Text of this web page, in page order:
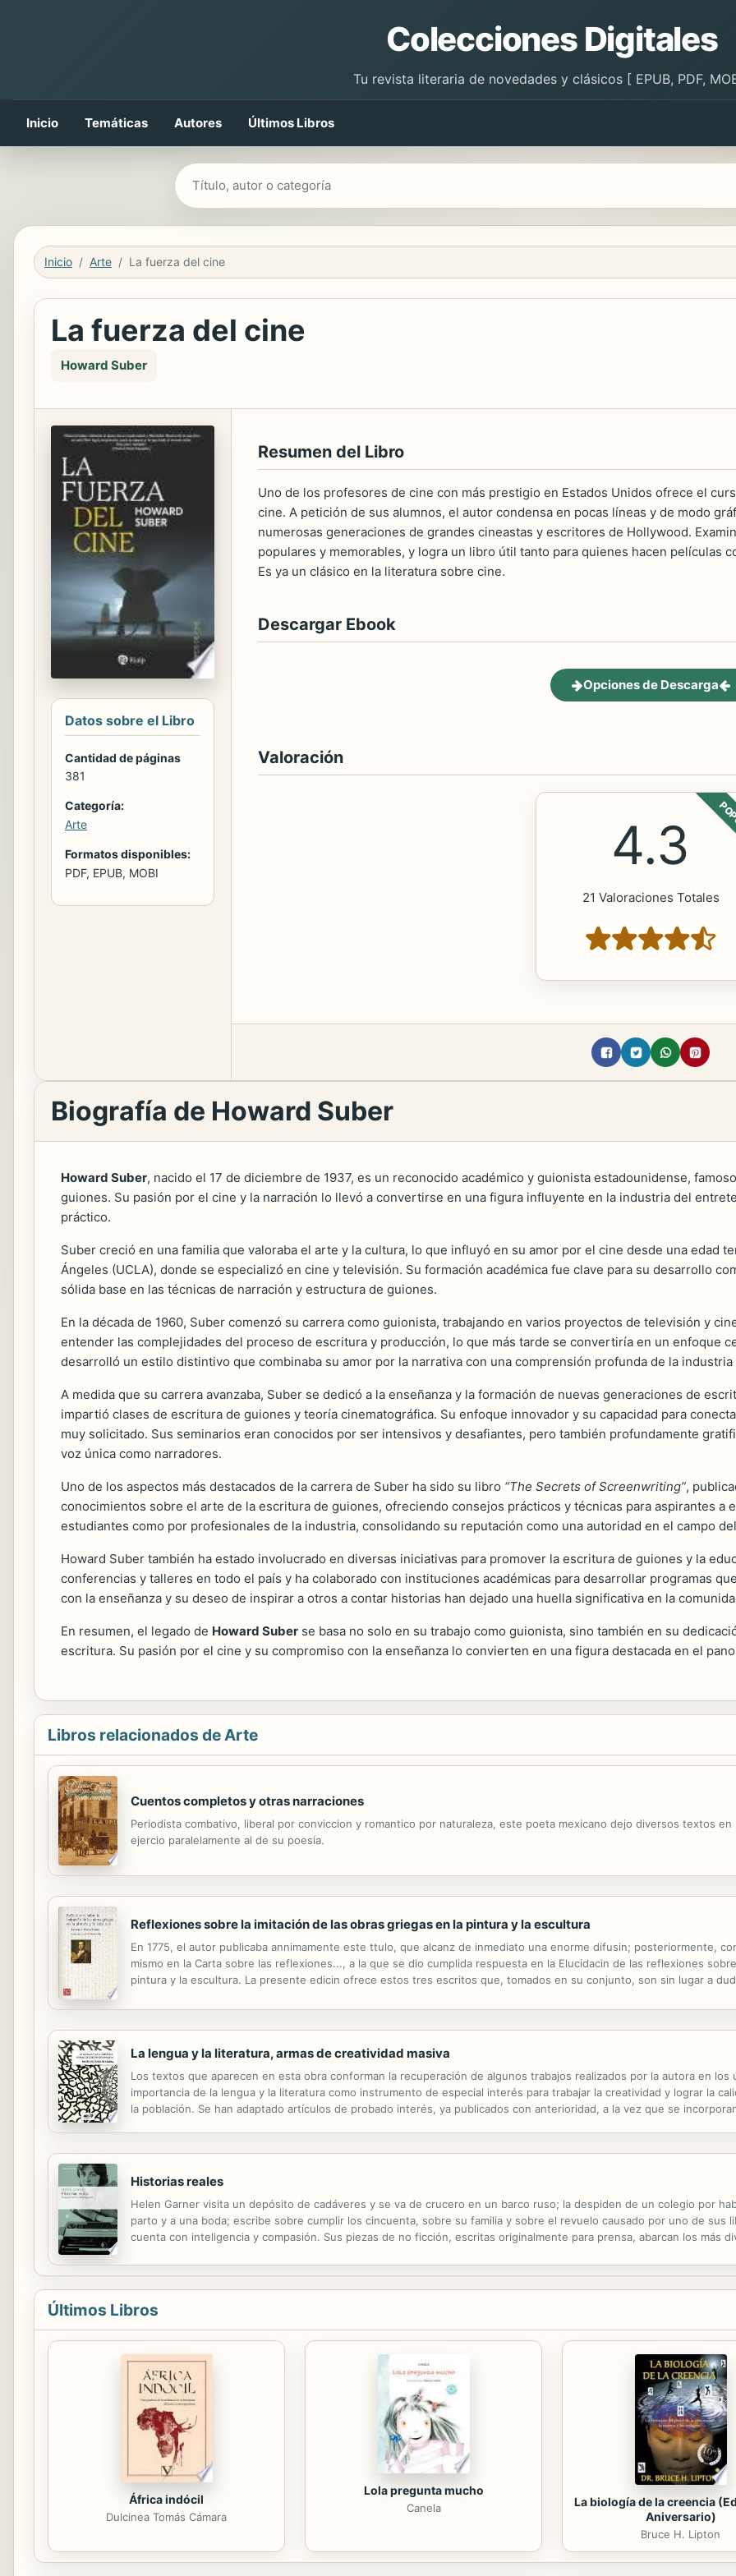
Colecciones Digitales
Tu revista literaria de novedades y clásicos [ EPUB, PDF,
Inicio Temáticas Autores Últimos Libros
Buscar libros
Inicio Arte La fuerza del cine
La fuerza del cine
Howard Suber
Datos sobre el Libro
Cantidad de páginas
381
Categoría:
Arte
Formatos disponibles:
PDF, EPUB, MOBI
Resumen del Libro
Uno de los profesores de cine con más prestigio en Estados Unidos ofrece el
cine. A petición de sus alumnos, el autor condensa en pocas líneas y de modo
numerosas generaciones de grandes cineastas y escritores de Hollywood.
populares y memorables, y logra un libro útil tanto para quienes hacen películas
Es ya un clásico en la literatura sobre cine.
Descargar Ebook
Opciones de Descarga
Valoración
4.3
21 Valoraciones Totales
Biografía de Howard Suber
Howard Suber, nacido el 17 de diciembre de 1937, es un reconocido académico y guionista estadounidense,
guiones. Su pasión por el cine y la narración lo llevó a convertirse en una figura influyente en la industria del
práctico.
Suber creció en una familia que valoraba el arte y la cultura, lo que influyó en su amor por el cine desde una edad
Ángeles (UCLA), donde se especializó en cine y televisión. Su formación académica fue clave para su desarrollo
sólida base en las técnicas de narración y estructura de guiones.
En la década de 1960, Suber comenzó su carrera como guionista, trabajando en varios proyectos de televisión y
entender las complejidades del proceso de escritura y producción, lo que más tarde se convertiría en un enfoque
desarrolló un estilo distintivo que combinaba su amor por la narrativa con una comprensión profunda de la
A medida que su carrera avanzaba, Suber se dedicó a la enseñanza y la formación de nuevas generaciones de
impartió clases de escritura de guiones y teoría cinematográfica. Su enfoque innovador y su capacidad para
muy solicitado. Sus seminarios eran conocidos por ser intensivos y desafiantes, pero también profundamente
voz única como narradores.
Uno de los aspectos más destacados de la carrera de Suber ha sido su libro “The Secrets of Screenwriting”,
conocimientos sobre el arte de la escritura de guiones, ofreciendo consejos prácticos y técnicas para aspirantes a
estudiantes como por profesionales de la industria, consolidando su reputación como una autoridad en el campo
Howard Suber también ha estado involucrado en diversas iniciativas para promover la escritura de guiones y la
conferencias y talleres en todo el país y ha colaborado con instituciones académicas para desarrollar programas
con la enseñanza y su deseo de inspirar a otros a contar historias han dejado una huella significativa en la
En resumen, el legado de Howard Suber se basa no solo en su trabajo como guionista, sino también en su
escritura. Su pasión por el cine y su compromiso con la enseñanza lo convierten en una figura destacada en el
Libros relacionados de Arte
Cuentos completos y otras narraciones
Periodista combativo, liberal por conviccion y romantico por naturaleza, este poeta mexicano dejo diversos textos
ejercio paralelamente al de su poesia.
Reflexiones sobre la imitación de las obras griegas en la pintura y la escultura
En 1775, el autor publicaba annimamente este ttulo, que alcanz de inmediato una enorme difusin; posteriormente,
mismo en la Carta sobre las reflexiones..., a la que se dio cumplida respuesta en la Elucidacin de las reflexiones
pintura y la escultura. La presente edicin ofrece estos tres escritos que, tomados en su conjunto, son sin lugar a
La lengua y la literatura, armas de creatividad masiva
Los textos que aparecen en esta obra conforman la recuperación de algunos trabajos realizados por la autora en los
importancia de la lengua y la literatura como instrumento de especial interés para trabajar la creatividad y lograr la
la población. Se han adaptado artículos de probado interés, ya publicados con anterioridad, a la vez que se
Historias reales
Helen Garner visita un depósito de cadáveres y se va de crucero en un barco ruso; la despiden de un colegio por
parto y a una boda; escribe sobre cumplir los cincuenta, sobre su familia y sobre el revuelo causado por uno de sus
cuenta con inteligencia y compasión. Sus piezas de no ficción, escritas originalmente para prensa, abarcan los más
Últimos Libros
África indócil
Dulcinea Tomás Cámara
Lola pregunta mucho
Canela
La biología de la creencia
Aniversario)
Bruce H. Lipton